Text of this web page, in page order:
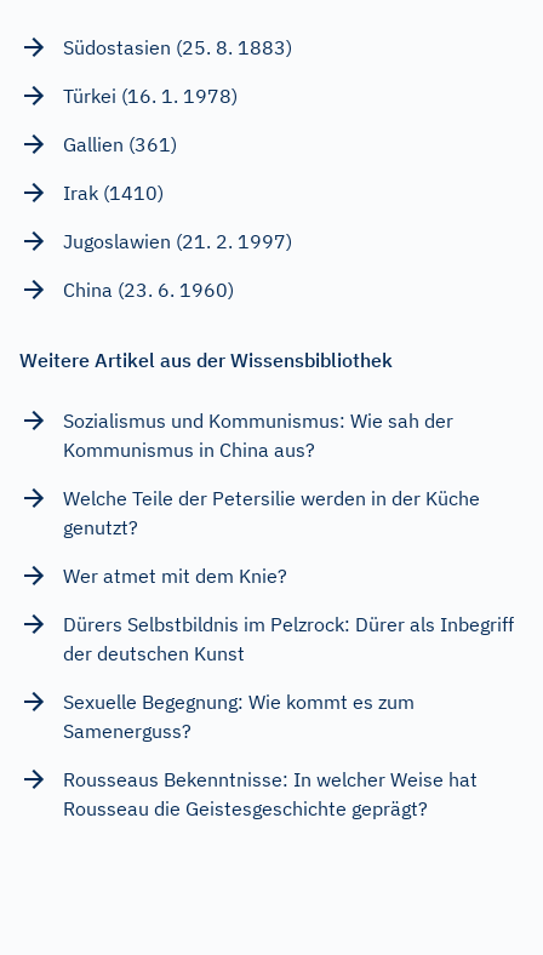
Südostasien (25. 8. 1883)
Türkei (16. 1. 1978)
Gallien (361)
Irak (1410)
Jugoslawien (21. 2. 1997)
China (23. 6. 1960)
Weitere Artikel aus der Wissensbibliothek
Sozialismus und Kommunismus: Wie sah der
Kommunismus in China aus?
Welche Teile der Petersilie werden in der Küche
genutzt?
Wer atmet mit dem Knie?
Dürers Selbstbildnis im Pelzrock: Dürer als Inbegriff
der deutschen Kunst
Sexuelle Begegnung: Wie kommt es zum
Samenerguss?
Rousseaus Bekenntnisse: In welcher Weise hat
Rousseau die Geistesgeschichte geprägt?